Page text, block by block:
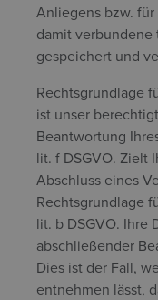
Anliegens bzw.
damit
gespeichert und
Rechtsgrundlage
ist unser
Beantwortung
lit. f DSGVO. Zielt
Abschluss eines
Rechtsgrundlage
lit. b DSGVO. Ihre
abschließender
Dies ist der Fall,
entnehmen lässt,